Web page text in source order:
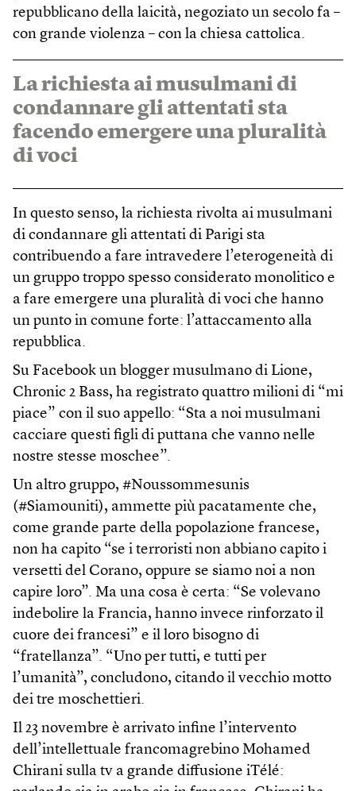
repubblicano della laicità, negoziato un secolo fa –
con grande violenza – con la chiesa cattolica.
La richiesta ai musulmani di
condannare gli attentati sta
facendo emergere una pluralità
di voci
In questo senso, la richiesta rivolta ai musulmani
di condannare gli attentati di Parigi sta
contribuendo a fare intravedere l’eterogeneità di
un gruppo troppo spesso considerato monolitico e
a fare emergere una pluralità di voci che hanno
un punto in comune forte: l’attaccamento alla
repubblica.
Su Facebook un blogger musulmano di Lione,
Chronic 2 Bass, ha registrato quattro milioni di “mi
piace” con il suo appello: “Sta a noi musulmani
cacciare questi figli di puttana che vanno nelle
nostre stesse moschee”.
Un altro gruppo, #Noussommesunis
(#Siamouniti), ammette più pacatamente che,
come grande parte della popolazione francese,
non ha capito “se i terroristi non abbiano capito i
versetti del Corano, oppure se siamo noi a non
capire loro”. Ma una cosa è certa: “Se volevano
indebolire la Francia, hanno invece rinforzato il
cuore dei francesi” e il loro bisogno di
“fratellanza”. “Uno per tutti, e tutti per
l’umanità”, concludono, citando il vecchio motto
dei tre moschettieri.
Il 23 novembre è arrivato infine l’intervento
dell’intellettuale francomagrebino Mohamed
Chirani sulla tv a grande diffusione iTélé: